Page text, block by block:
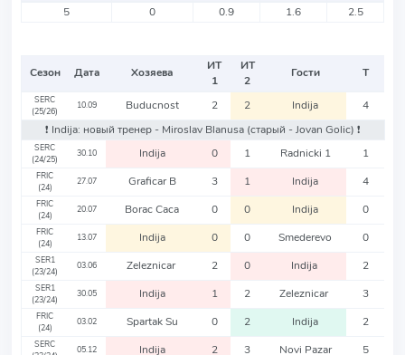
5
0 0.9 1.6 2.5
Сезон Дата Хозяева
ИТ
1
ИТ
2
Гости Т
SERC
(25/26)
10.09 Buducnost 2 2 Indija
4
❗️ Indija: новый тренер - Miroslav Blanusa (старый - Jovan Golic) ❗️
SERC
(24/25)
30.10 Indija 0 1 Radnicki 1 1
FRIC
(24)
27.07 Graficar B 3 1 Indija 4
FRIC
(24)
20.07 Borac Caca 0 0 Indija 0
FRIC
(24)
13.07 Indija 0 0 Smederevo 0
SER1
(23/24)
03.06 Zeleznicar 2 0 Indija 2
SER1
(23/24)
30.05 Indija 1 2 Zeleznicar 3
FRIC
(24)
03.02 Spartak Su 0 2 Indija 2
SERC
05.12 Indija 2 3 Novi Pazar 5